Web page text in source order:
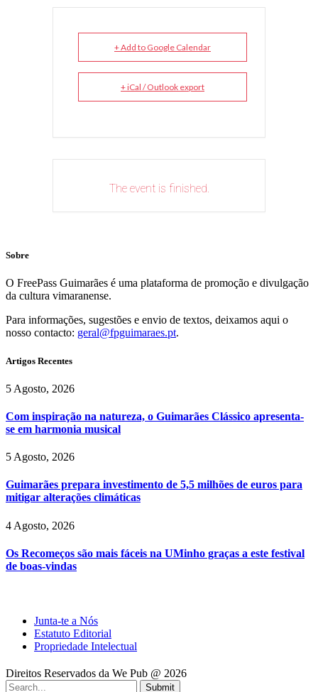
+ Add to Google Calendar
+ iCal / Outlook export
The event is finished.
Sobre
O FreePass Guimarães é uma plataforma de promoção e divulgação
da cultura vimaranense.
Para informações, sugestões e envio de textos, deixamos aqui o
nosso contacto: geral@fpguimaraes.pt.
Artigos Recentes
5 Agosto, 2026
Com inspiração na natureza, o Guimarães Clássico apresenta-
se em harmonia musical
5 Agosto, 2026
Guimarães prepara investimento de 5,5 milhões de euros para
mitigar alterações climáticas
4 Agosto, 2026
Os Recomeços são mais fáceis na UMinho graças a este festival
de boas-vindas
Junta-te a Nós
Estatuto Editorial
Propriedade Intelectual
Direitos Reservados da We Pub @ 2026
Submit